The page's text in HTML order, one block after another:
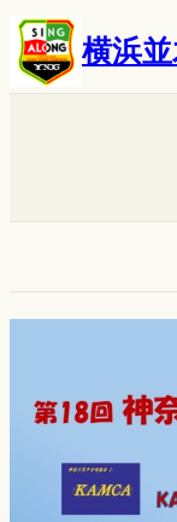
内
容
横浜